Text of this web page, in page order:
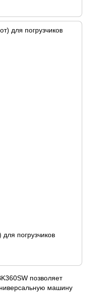
погрузчиков
позволяет
машину